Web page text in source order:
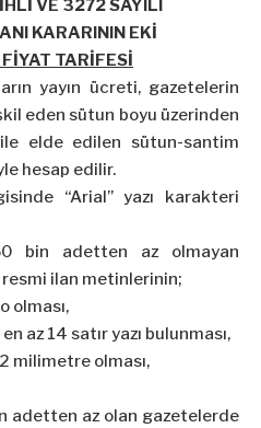
VE 3272 SAYILI
KARARININ EKİ
TARİFESİ
yayın ücreti, gazetelerin
eden sütun boyu üzerinden
elde edilen sütun-santim
hesap edilir.
“Arial” yazı karakteri
bin adetten az olmayan
ilan metinlerinin;
olması,
az 14 satır yazı bulunması,
milimetre olması,
adetten az olan gazetelerde